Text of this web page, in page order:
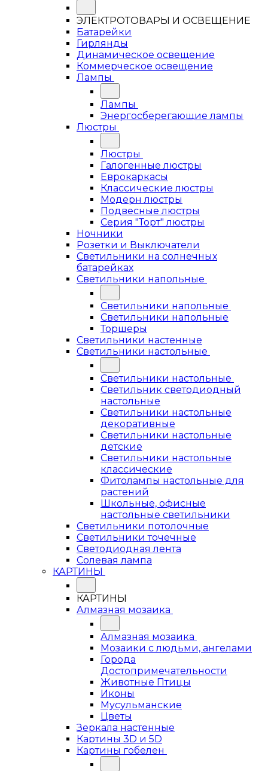
ЭЛЕКТРОТОВАРЫ И ОСВЕЩЕНИЕ
Батарейки
Гирлянды
Динамическое освещение
Коммерческое освещение
Лампы
Лампы
Энергосберегающие лампы
Люстры
Люстры
Галогенные люстры
Еврокаркасы
Классические люстры
Модерн люстры
Подвесные люстры
Серия "Торт" люстры
Ночники
Розетки и Выключатели
Светильники на солнечных
батарейках
Светильники напольные
Светильники напольные
Светильники напольные
Торшеры
Светильники настенные
Светильники настольные
Светильники настольные
Светильник светодиодный
настольные
Светильники настольные
декоративные
Светильники настольные
детские
Светильники настольные
классические
Фитолампы настольные для
растений
Школьные, офисные
настольные светильники
Светильники потолочные
Светильники точечные
Светодиодная лента
Солевая лампа
КАРТИНЫ
КАРТИНЫ
Алмазная мозаика
Алмазная мозаика
Мозаики с людьми, ангелами
Города
Достопримечательности
Животные Птицы
Иконы
Мусульманские
Цветы
Зеркала настенные
Картины 3D и 5D
Картины гобелен